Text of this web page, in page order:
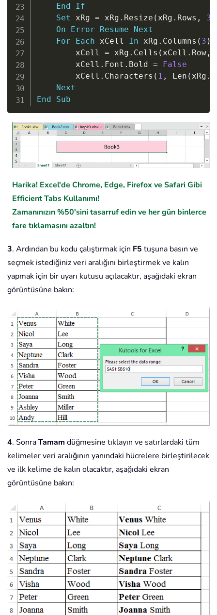
End
If
Set xRg = xRg . Resize ( xRg . Rows , 3
On
Error Resume
Next
For
Each xCell In xRg . Columns ( 3 )
        xCell
= xRg . Cells ( xCell . Row,
        xCell
. Font . Bold =
False
        xCell
. Characters ( 1 , Len ( xRg .
Next
End
Sub
Harika! Excel'de Chrome, Edge, Firefox ve Safari Gibi
Efficient Tabs Kullanımı!
Zamanınızın %50'sini tasarruf edin ve her gün binlerce
fare tıklamasını azaltın!
3. Ardından bu kodu çalıştırmak için F5 tuşuna basın ve
seçmek istediğiniz veri aralığını birleştirmek ve kalın
yapmak için bir uyarı kutusu açılacaktır, aşağıdaki ekran
görüntüsüne bakın:
4. SonraTamam düğmesine tıklayın ve satırlardaki tüm
kelimeler veri aralığının yanındaki hücrelere birleştirilecek
ve ilk kelime de kalın olacaktır, aşağıdaki ekran
görüntüsüne bakın: